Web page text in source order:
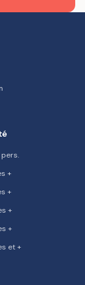
+
+
+
+
et +